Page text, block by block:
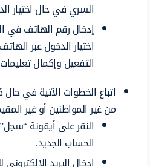
السري في حال اختيار
إدخال رقم الهاتف في
اختيار الدخول عبر
التفعيل وإكمال
اتباع الخطوات الآتية في
من غير المواطنين أو غير
النقر على أيقونة
الحساب الجديد.
إدخال البريد